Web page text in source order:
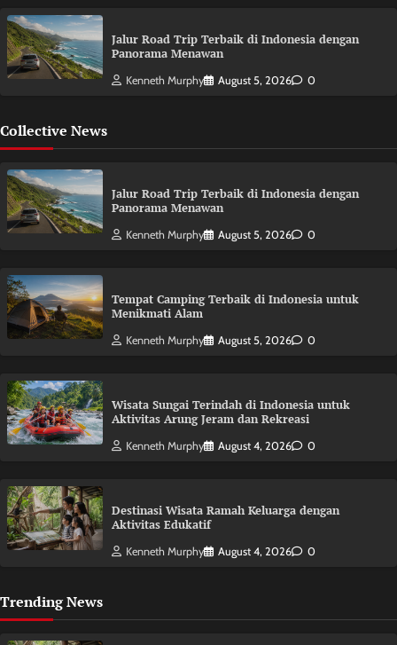
Jalur Road Trip Terbaik di Indonesia dengan
Panorama Menawan
Kenneth Murphy August 5, 2026 0
Collective News
Jalur Road Trip Terbaik di Indonesia dengan
Panorama Menawan
Kenneth Murphy August 5, 2026 0
Tempat Camping Terbaik di Indonesia untuk
Menikmati Alam
Kenneth Murphy August 5, 2026 0
Wisata Sungai Terindah di Indonesia untuk
Aktivitas Arung Jeram dan Rekreasi
Kenneth Murphy August 4, 2026 0
Destinasi Wisata Ramah Keluarga dengan
Aktivitas Edukatif
Kenneth Murphy August 4, 2026 0
Trending News